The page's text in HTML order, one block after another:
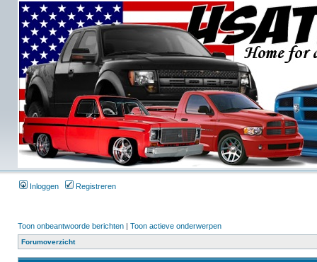
Inloggen Registreren
Toon onbeantwoorde berichten | Toon actieve onderwerpen
Forumoverzicht